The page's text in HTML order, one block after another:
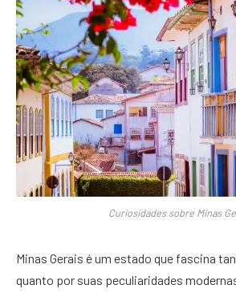
Curiosidades sobre Minas
Minas Gerais é um estado que fascina
quanto por suas peculiaridades